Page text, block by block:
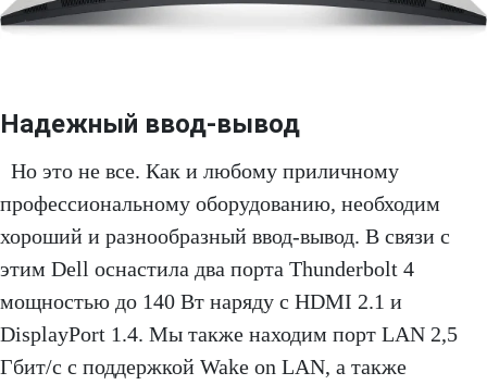
Надежный ввод-вывод
Но это не все. Как и любому приличному
профессиональному оборудованию, необходим
хороший и разнообразный ввод-вывод. В связи с
этим Dell оснастила два порта Thunderbolt 4
мощностью до 140 Вт наряду с HDMI 2.1 и
DisplayPort 1.4. Мы также находим порт LAN 2,5
Гбит/с с поддержкой Wake on LAN, а также